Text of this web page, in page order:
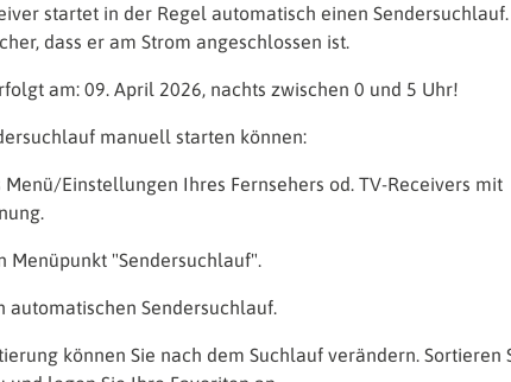
startet in der Regel automatisch einen Sendersuchlauf.
dass er am Strom angeschlossen ist.
am: 09. April 2026, nachts zwischen 0 und 5 Uhr!
manuell starten können:
Menü/Einstellungen Ihres Fernsehers od. TV-Receivers mit
Menüpunkt "Sendersuchlauf".
automatischen Sendersuchlauf.
können Sie nach dem Suchlauf verändern. Sortieren